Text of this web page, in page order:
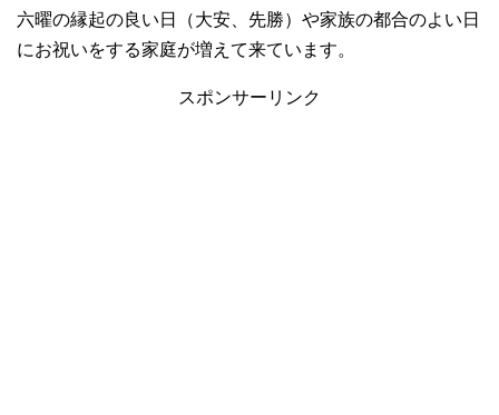
六曜の縁起の良い日（大安、先勝）や家族の都合のよい日
にお祝いをする家庭が増えて来ています。
スポンサーリンク